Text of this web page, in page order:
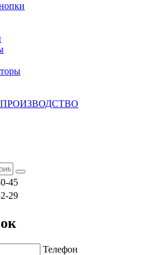
45
29
Телефон